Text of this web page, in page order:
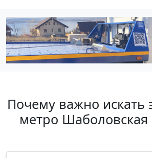
Почему важно искать
метро